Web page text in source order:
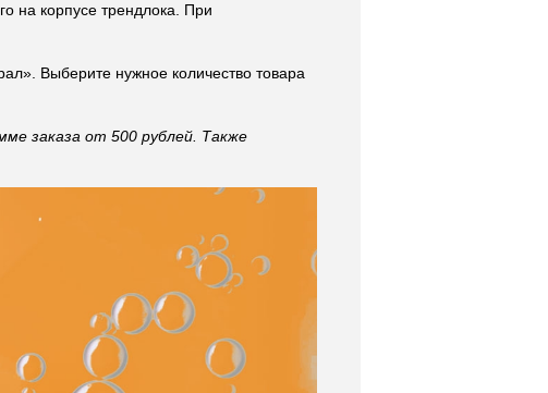
на корпусе трендлока. При
Выберите нужное количество товара
заказа от 500 рублей. Также